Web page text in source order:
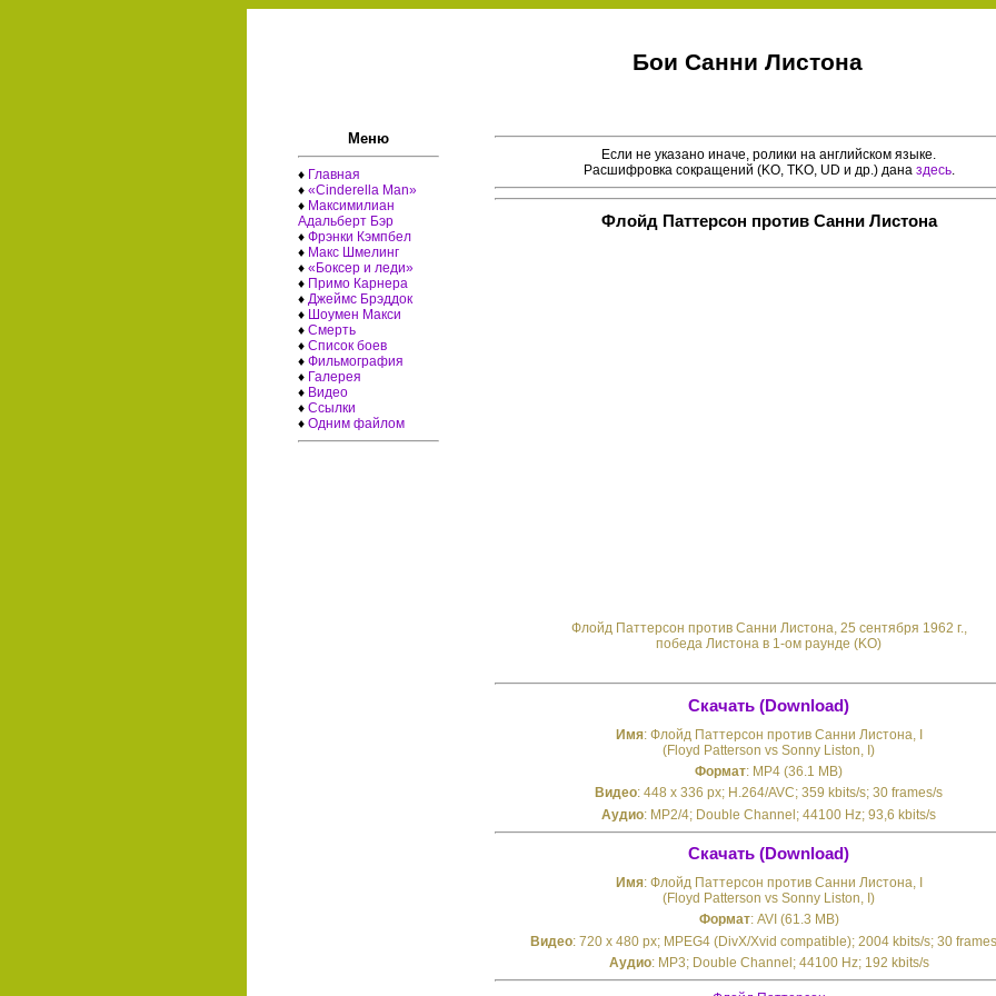
Бои Санни Листона
Меню
♦ Главная
♦«Cinderella Man»
♦ Максимилиан
Адальберт Бэр
♦Фрэнки Кэмпбел
♦ Макс Шмелинг
♦«Боксер и леди»
♦ Примо Карнера
♦ Джеймс Брэддок
♦ Шоумен Макси
♦Смерть
♦Список боев
♦Фильмография
♦ Галерея
♦ Видео
♦Ссылки
♦Одним файлом
Если не указано иначе, ролики на английском языке.
Расшифровка сокращений (KO, TKO, UD и др.) дана здесь.
Флойд Паттерсон против Санни Листона
Флойд Паттерсон против Санни Листона, 25 сентября 1962 г.,
победа Листона в 1-ом раунде (KO)
Скачать (Download)
Имя: Флойд Паттерсон против Санни Листона, I
(Floyd Patterson vs Sonny Liston, I)
Формат: MP4 (36.1 MB)
Видео: 448 x 336 px; H.264/AVC; 359 kbits/s; 30 frames/s
Аудио: MP2/4; Double Channel; 44100 Hz; 93,6 kbits/s
Скачать (Download)
Имя: Флойд Паттерсон против Санни Листона, I
(Floyd Patterson vs Sonny Liston, I)
Формат: AVI (61.3 MB)
Видео: 720 x 480 px; MPEG4 (DivX/Xvid compatible); 2004 kbits/s; 30
Аудио: MP3; Double Channel; 44100 Hz; 192 kbits/s